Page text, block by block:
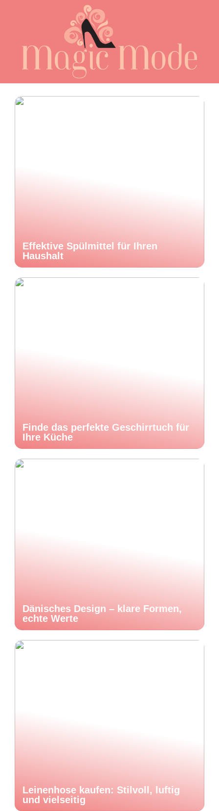
Effektive Spülmittel für Ihren
Haushalt
Finde das perfekte Geschirrtuch für
Ihre Küche
Dänisches Design – klare Formen,
echte Werte
Leinenhose kaufen: Stilvoll, luftig
und vielseitig